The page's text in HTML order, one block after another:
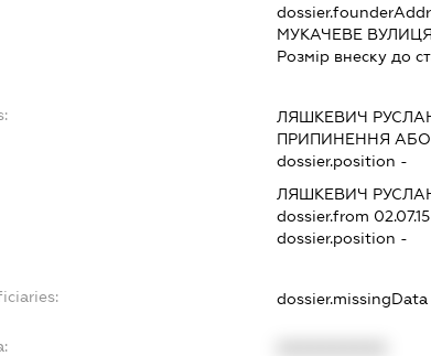
МУКАЧЕВЕ
Розмір внеску до
ЛЯШКЕВИЧ
ПРИПИНЕННЯ АБО
dossier.position -
ЛЯШКЕВИЧ
dossier.from 02.07.15
dossier.position -
dossier.missingData